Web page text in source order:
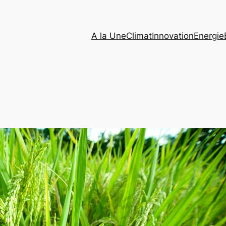
A la UneClimatInnovationEnergie